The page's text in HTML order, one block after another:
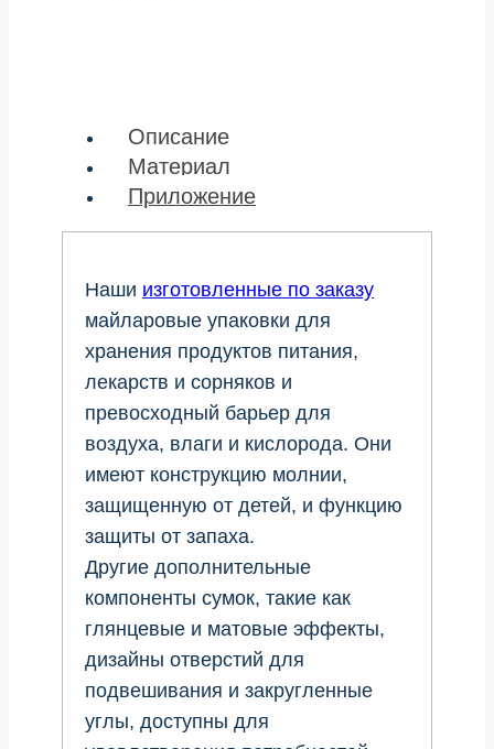
Описание
Материал
Приложение
Наши изготовленные по заказу
майларовые упаковки для
хранения продуктов питания,
лекарств и сорняков и
превосходный барьер для
воздуха, влаги и кислорода. Они
имеют конструкцию молнии,
защищенную от детей, и функцию
защиты от запаха.
Другие дополнительные
компоненты сумок, такие как
глянцевые и матовые эффекты,
дизайны отверстий для
подвешивания и закругленные
углы, доступны для